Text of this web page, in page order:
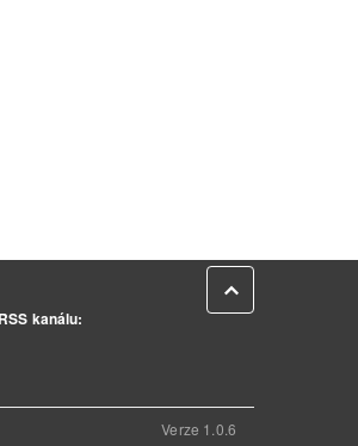
kanálu:
Zpět na začátek
Verze 1.0.6